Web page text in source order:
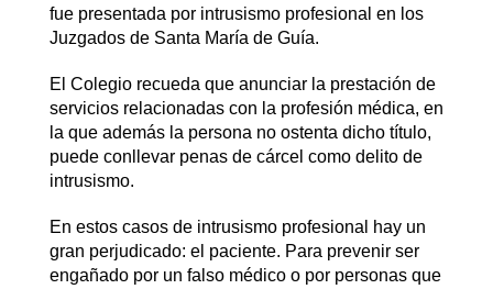
fue presentada por intrusismo profesional en los
Juzgados de Santa María de Guía.
El Colegio recueda que anunciar la prestación de
servicios relacionadas con la profesión médica, en
la que además la persona no ostenta dicho título,
puede conllevar penas de cárcel como delito de
intrusismo.
En estos casos de intrusismo profesional hay un
gran perjudicado: el paciente. Para prevenir ser
engañado por un falso médico o por personas que